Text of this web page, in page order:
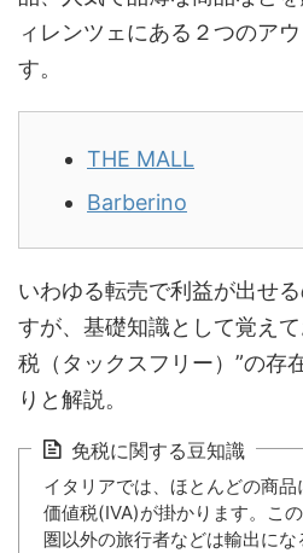
ィレンツェにある２つのア
す。
THE MALL
Barberino
いわゆる転売で利益が出せ
すが、基礎知識として覚え
税（タックスフリー）”の存
りと解説。
免税に関する豆知識
イタリアでは、ほとんどの商
価値税(IVA)が掛かります。こ
圏以外の旅行者などは輸出にな